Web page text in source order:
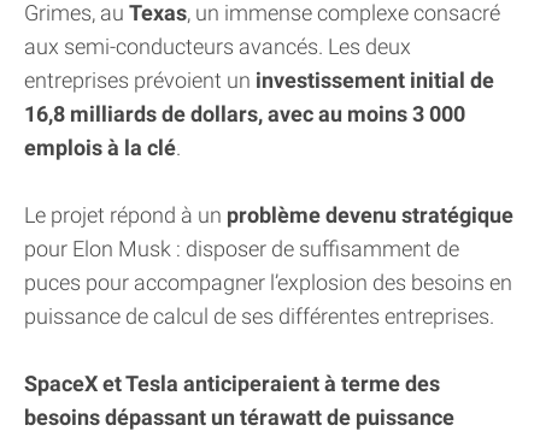
Grimes, au Texas, un immense complexe consacré
aux semi-conducteurs avancés. Les deux
entreprises prévoient un investissement initial de
16,8 milliards de dollars, avec au moins 3 000
emplois à la clé.
Le projet répond à un problème devenu stratégique
pour Elon Musk : disposer de suffisamment de
puces pour accompagner l’explosion des besoins en
puissance de calcul de ses différentes entreprises.
SpaceX et Tesla anticiperaient à terme des
besoins dépassant un térawatt de puissance